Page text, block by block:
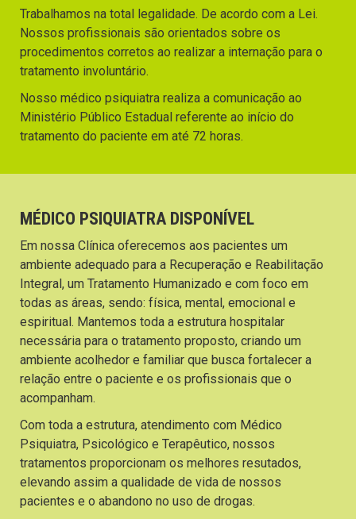
Trabalhamos na total legalidade. De acordo com a Lei.
Nossos profissionais são orientados sobre os
procedimentos corretos ao realizar a internação para o
tratamento involuntário.
Nosso médico psiquiatra realiza a comunicação ao
Ministério Público Estadual referente ao início do
tratamento do paciente em até 72 horas.
MÉDICO PSIQUIATRA DISPONÍVEL
Em nossa Clínica oferecemos aos pacientes um
ambiente adequado para a Recuperação e Reabilitação
Integral, um Tratamento Humanizado e com foco em
todas as áreas, sendo: física, mental, emocional e
espiritual. Mantemos toda a estrutura hospitalar
necessária para o tratamento proposto, criando um
ambiente acolhedor e familiar que busca fortalecer a
relação entre o paciente e os profissionais que o
acompanham.
Com toda a estrutura, atendimento com Médico
Psiquiatra, Psicológico e Terapêutico, nossos
tratamentos proporcionam os melhores resutados,
elevando assim a qualidade de vida de nossos
pacientes e o abandono no uso de drogas.